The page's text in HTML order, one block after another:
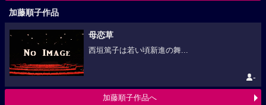
加藤順子作品
母恋草
西垣篤子は若い頃新進の舞...
-
加藤順子作品へ